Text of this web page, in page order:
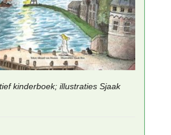
kinderboek; illustraties Sjaak